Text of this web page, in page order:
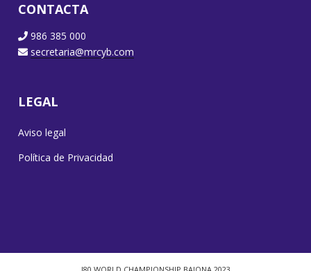
CONTACTA
986 385 000
secretaria@mrcyb.com
LEGAL
Aviso legal
Política de Privacidad